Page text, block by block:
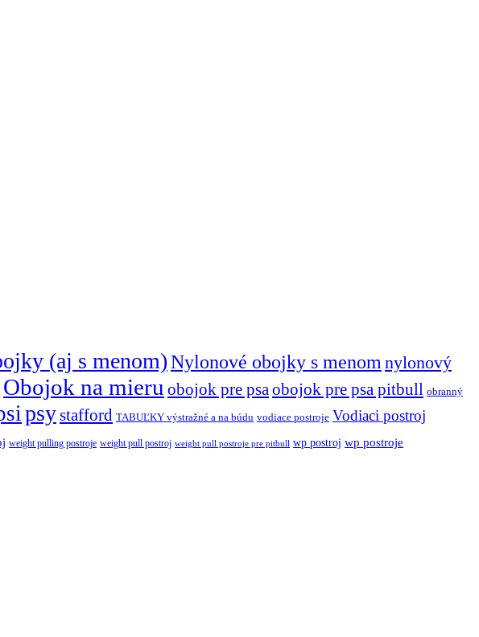
(aj s menom)Nylonové obojky s menomnylonový
Obojok na mieru obojok pre psaobojok pre psa pitbull obranný
psystafford TABUĽKY výstražné a na búdu vodiace postroje Vodiaci postroj
weight pulling postroje weight pull postroj weight pull postroje pre pitbull wp postroj wp postroje